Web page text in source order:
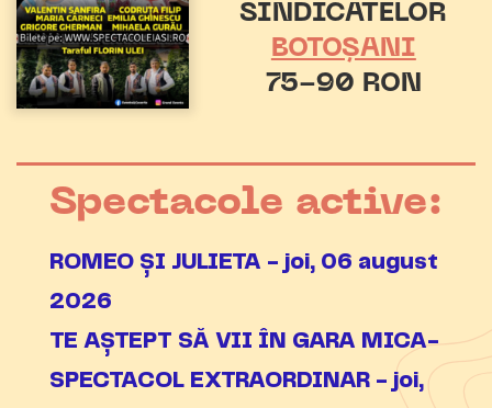
SINDICATELOR
BOTOȘANI
75-90 RON
Spectacole active:
ROMEO ȘI JULIETA - joi, 06 august
2026
TE AȘTEPT SĂ VII ÎN GARA MICA-
SPECTACOL EXTRAORDINAR - joi,